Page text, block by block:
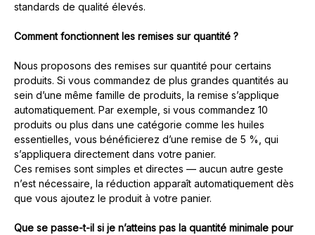
standards de qualité élevés.
Comment fonctionnent les remises sur quantité ?
Nous proposons des remises sur quantité pour certains
produits. Si vous commandez de plus grandes quantités au
sein d’une même famille de produits, la remise s’applique
automatiquement. Par exemple, si vous commandez 10
produits ou plus dans une catégorie comme les huiles
essentielles, vous bénéficierez d’une remise de 5 %, qui
s’appliquera directement dans votre panier.
Ces remises sont simples et directes — aucun autre geste
n’est nécessaire, la réduction apparaît automatiquement dès
que vous ajoutez le produit à votre panier.
Que se passe-t-il si je n’atteins pas la quantité minimale pour